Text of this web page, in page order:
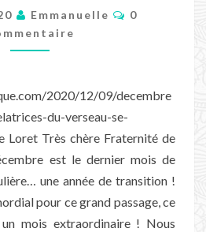
ONDES
RÉVÉLATRICES
DU
SE
DÉVERSENT…
!
Emmanuelle
0
2020/12/09/decembre
du-verseau-se-
Loret Très chère Fraternité de
est le dernier mois de
une année de transition !
pour ce grand passage, ce
un mois extraordinaire ! Nous